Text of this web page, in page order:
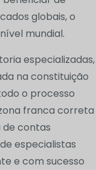
globais, o
mundial.
especializadas,
na constituição
o processo
franca correta
contas
especialistas
e com sucesso